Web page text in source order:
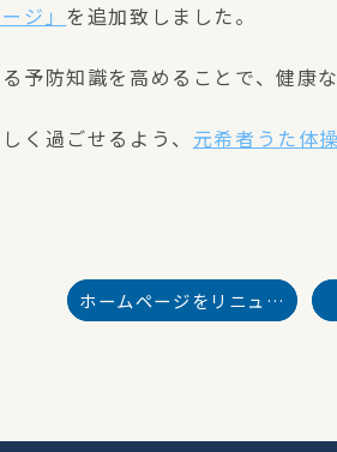
ジ」 を追加致しました。
予防知識を高めることで、健康
く過ごせるよう、 元希者うた体操
ホームページをリニューアル致しました。